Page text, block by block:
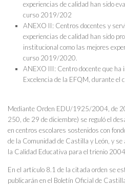
experiencias de calidad han sido
curso 2019/202
ANEXO II: Centros docentes y
experiencias de calidad han sido
institucional como las mejores
curso 2019/2020.
ANEXO III: Centro docente que ha
Excelencia de la EFQM, durante
Mediante Orden EDU/1925/2004, de
250, de 29 de diciembre) se reguló el
en centros escolares sostenidos con
de la Comunidad de Castilla y León, y se
la Calidad Educativa para el trienio
En el artículo 8.1 de la citada orden se
publicarán en el Boletín Oficial de